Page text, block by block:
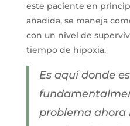
este paciente en
añadida, se maneja
con un nivel de
tiempo de hipoxia.
Es aquí donde
problema ahora